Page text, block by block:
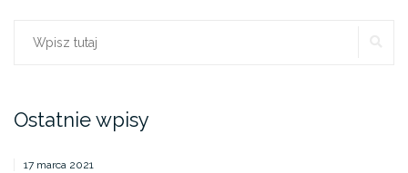
Szukaj:
Ostatnie wpisy
17 marca 2021